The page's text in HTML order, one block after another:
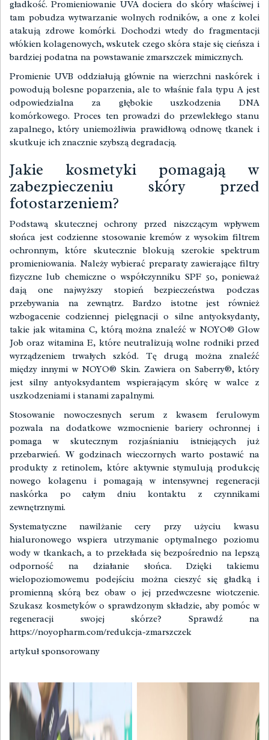
gładkość. Promieniowanie UVA dociera do skóry właściwej i
tam pobudza wytwarzanie wolnych rodników, a one z kolei
atakują zdrowe komórki. Dochodzi wtedy do fragmentacji
włókien kolagenowych, wskutek czego skóra staje się cieńsza i
bardziej podatna na powstawanie zmarszczek mimicznych.
Promienie UVB oddziałują głównie na wierzchni naskórek i
powodują bolesne poparzenia, ale to właśnie fala typu A jest
odpowiedzialna za głębokie uszkodzenia DNA
komórkowego. Proces ten prowadzi do przewlekłego stanu
zapalnego, który uniemożliwia prawidłową odnowę tkanek i
skutkuje ich znacznie szybszą degradacją.
Jakie kosmetyki pomagają w
zabezpieczeniu skóry przed
fotostarzeniem?
Podstawą skutecznej ochrony przed niszczącym wpływem
słońca jest codzienne stosowanie kremów z wysokim filtrem
ochronnym, które skutecznie blokują szerokie spektrum
promieniowania. Należy wybierać preparaty zawierające filtry
fizyczne lub chemiczne o współczynniku SPF 50, ponieważ
dają one najwyższy stopień bezpieczeństwa podczas
przebywania na zewnątrz. Bardzo istotne jest również
wzbogacenie codziennej pielęgnacji o silne antyoksydanty,
takie jak witamina C, którą można znaleźć w NOYO® Glow
Job oraz witamina E, które neutralizują wolne rodniki przed
wyrządzeniem trwałych szkód. Tę drugą można znaleźć
między innymi w NOYO® Skin. Zawiera on Saberry®, który
jest silny antyoksydantem wspierającym skórę w walce z
uszkodzeniami i stanami zapalnymi.
Stosowanie nowoczesnych serum z kwasem ferulowym
pozwala na dodatkowe wzmocnienie bariery ochronnej i
pomaga w skutecznym rozjaśnianiu istniejących już
przebarwień. W godzinach wieczornych warto postawić na
produkty z retinolem, które aktywnie stymulują produkcję
nowego kolagenu i pomagają w intensywnej regeneracji
naskórka po całym dniu kontaktu z czynnikami
zewnętrznymi.
Systematyczne nawilżanie cery przy użyciu kwasu
hialuronowego wspiera utrzymanie optymalnego poziomu
wody w tkankach, a to przekłada się bezpośrednio na lepszą
odporność na działanie słońca. Dzięki takiemu
wielopoziomowemu podejściu można cieszyć się gładką i
promienną skórą bez obaw o jej przedwczesne wiotczenie.
Szukasz kosmetyków o sprawdzonym składzie, aby pomóc w
regeneracji swojej skórze? Sprawdź na
https://noyopharm.com/redukcja-zmarszczek
artykuł sponsorowany